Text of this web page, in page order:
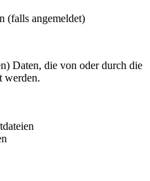
(falls angemeldet)
Daten, die von oder durch die
werden.